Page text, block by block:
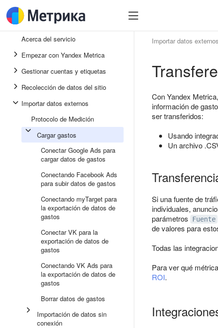
Acerca del servicio
Empezar con Yandex Metrica
Gestionar cuentas y etiquetas
Recolección de datos del sitio
Importar datos externos
Protocolo de Medición
Cargar gastos
Conectar Google Ads para
cargar datos de gastos
Conectando Facebook Ads
para subir datos de gastos
Conectando myTarget para
la exportación de datos de
gastos
Conectar VK para la
exportación de datos de
gastos
Conectando VK Ads para
la exportación de datos de
gastos
Borrar datos de gastos
Importación de datos sin
conexión
Importar datos
Con Yandex
información de
ser transferidos:
Usando
Un archivo
Si una fuente de
individuales,
parámetros
Fuente
de valores para
Todas las
Para ver qué
ROI.